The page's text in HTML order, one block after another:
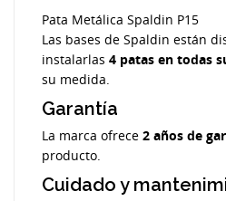
Pata Metálica Spaldin P15
Las bases de Spaldin están
instalarlas 4 patas en todas
su medida.
Garantía
La marca ofrece 2 años de
producto.
Cuidado y